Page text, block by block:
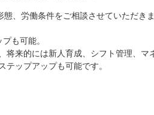
態、労働条件をご相談させていただき
も可能。
将来的には新人育成、シフト管理、
テップアップも可能です。